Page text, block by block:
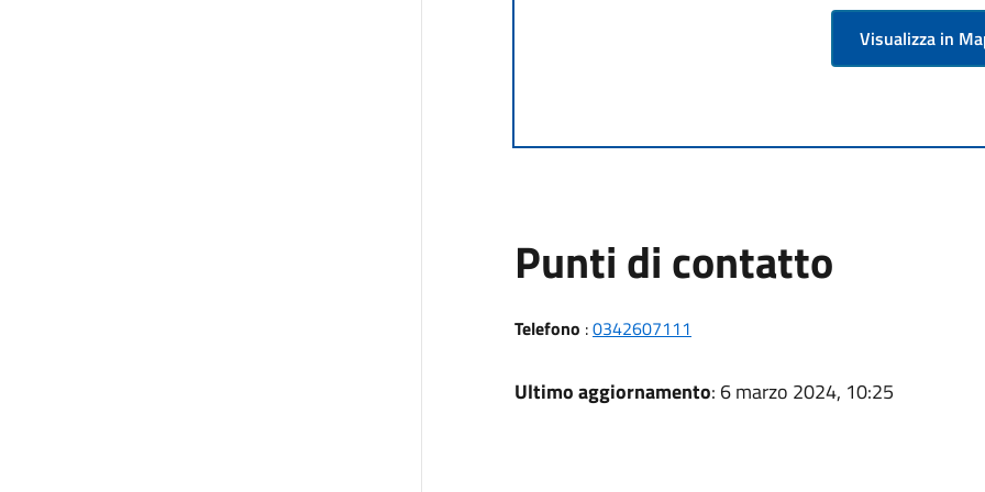
Visualizza in
Punti di contatto
Telefono :0342607111
Ultimo aggiornamento: 6 marzo 2024, 10:25